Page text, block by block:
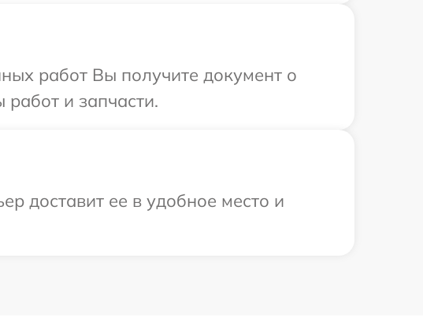
работ Вы получите документ о
и запчасти.
доставит ее в удобное место и